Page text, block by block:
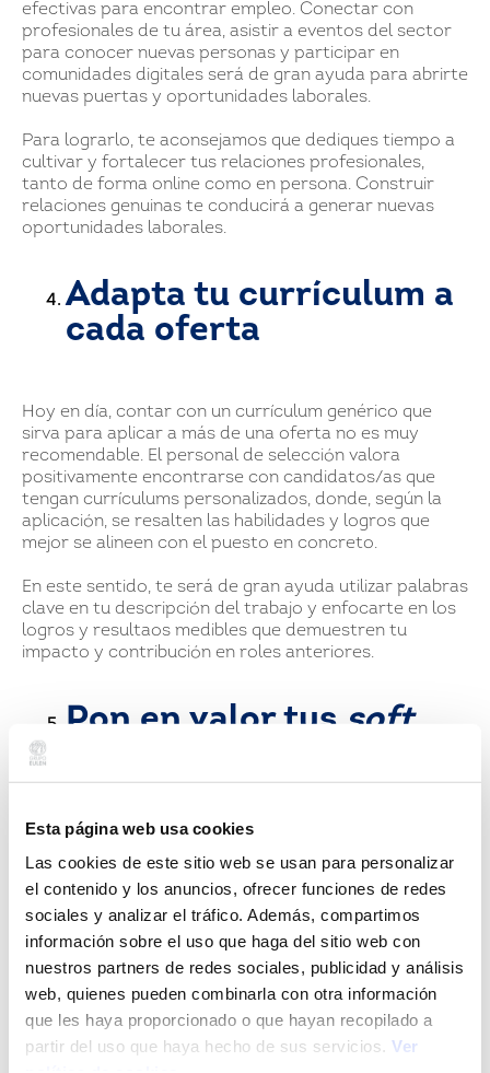
Esta página web usa cookies
Las cookies de este sitio web se usan para personalizar
el contenido y los anuncios, ofrecer funciones de redes
sociales y analizar el tráfico. Además, compartimos
información sobre el uso que haga del sitio web con
nuestros partners de redes sociales, publicidad y análisis
web, quienes pueden combinarla con otra información
que les haya proporcionado o que hayan recopilado a
partir del uso que haya hecho de sus servicios. Ver
efectivas para encontrar empleo. Conectar con
profesionales de tu área, asistir a eventos del sector
para conocer nuevas personas y participar en
comunidades digitales será de gran ayuda para abrirte
nuevas puertas y oportunidades laborales.
Para lograrlo, te aconsejamos que dediques tiempo a
cultivar y fortalecer tus relaciones profesionales,
tanto de forma online como en persona. Construir
relaciones genuinas te conducirá a generar nuevas
oportunidades laborales.
Adapta tu currículum a
cada oferta
Hoy en día, contar con un currículum genérico que
sirva para aplicar a más de una oferta no es muy
recomendable. El personal de selección valora
positivamente encontrarse con candidatos/as que
tengan currículums personalizados, donde, según la
aplicación, se resalten las habilidades y logros que
mejor se alineen con el puesto en concreto.
En este sentido, te será de gran ayuda utilizar palabras
clave en tu descripción del trabajo y enfocarte en los
logros y resultaos medibles que demuestren tu
impacto y contribución en roles anteriores.
Pon en valor tus soft
En un mercado laboral tan cambiante,
capacidad de gestión del cambio, de aprender nuevas
competencias o las habilidades de comunicación o
negociación, juegan un papel fundamental. Las
empresas buscan candidatos/as que, más allá de
tener conocimientos técnicos y años de experiencia,
sepan adaptarse a las necesidades del negocio y el
mercado laboral actual.
Formarse, a través de seminarios, conferencias y
cursos, te ayudará a mantenerte actualizado/a en